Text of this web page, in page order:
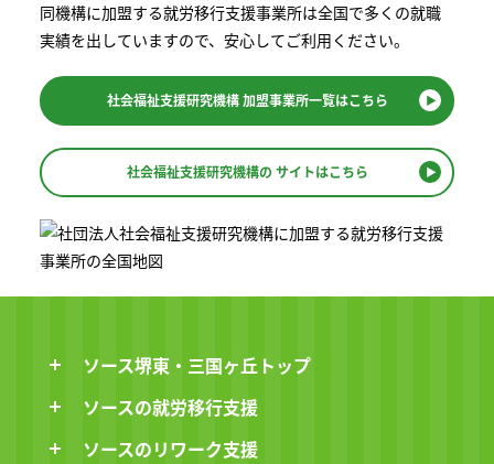
同機構に加盟する就労移⾏⽀援事業所は全国で多くの就職
実績を出していますので、安⼼してご利⽤ください。
社会福祉支援研究機構加盟事業所一覧はこちら
社会福祉支援研究機構の サイトはこちら
ソース堺東・三国ヶ丘トップ
ソースの就労移行支援
ソースのリワーク支援